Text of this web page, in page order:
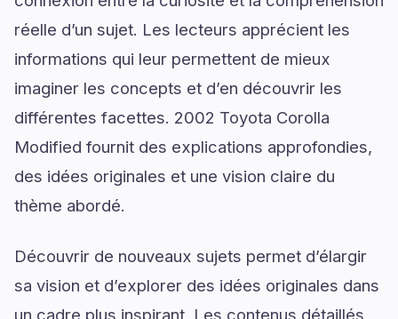
réelle d’un sujet. Les lecteurs apprécient les
informations qui leur permettent de mieux
imaginer les concepts et d’en découvrir les
différentes facettes. 2002 Toyota Corolla
Modified fournit des explications approfondies,
des idées originales et une vision claire du
thème abordé.
Découvrir de nouveaux sujets permet d’élargir
sa vision et d’explorer des idées originales dans
un cadre plus inspirant. Les contenus détaillés